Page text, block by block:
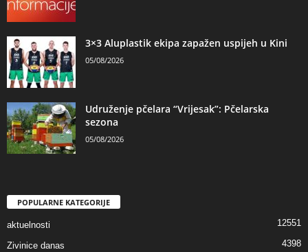
3×3 Aluplastik ekipa zapažen uspijeh u Kini
05/08/2026
Udruženje pčelara “Vrijesak”: Pčelarska
sezona
05/08/2026
POPULARNE KATEGORIJE
aktuelnosti 12551
Zivinice danas 4398